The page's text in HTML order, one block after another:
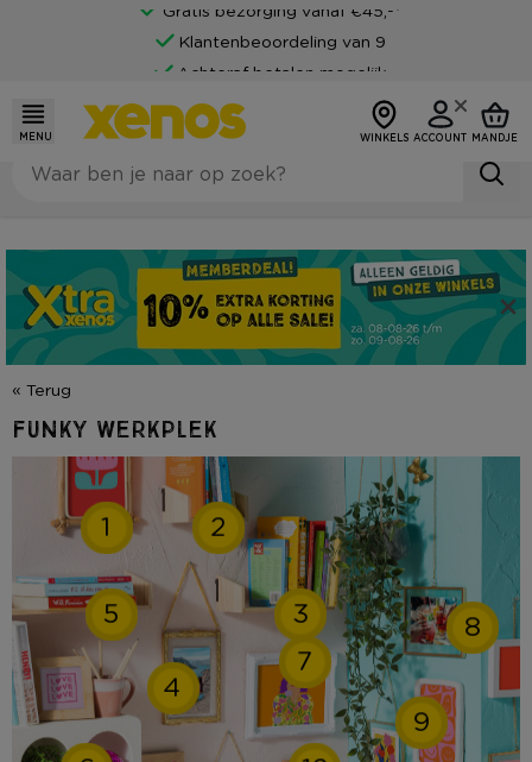
Gratis bezorging vanaf €45,-*
Klantenbeoordeling van 9
Achteraf betalen mogelijk
MENU WINKELS ACCOUNT MANDJE
« Terug
Funky werkplek
1 2
3
4
5
7
8
9